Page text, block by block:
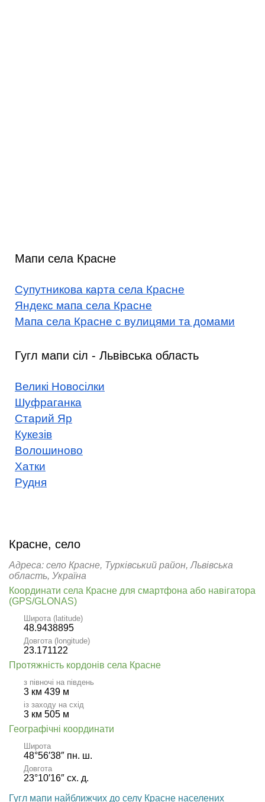
Мапи села Красне
Супутникова карта села Красне
Яндекс мапа села Красне
Мапа села Красне с вулицями та домами
Гугл мапи сіл - Львівська область
Великі Новосілки
Шуфраганка
Старий Яр
Кукезів
Волошиново
Хатки
Рудня
Красне, село
Адреса: село Красне, Турківський район, Львівська
область, Україна
Координати села Красне для смартфона або навігатора
(GPS/GLONAS)
Широта (latitude)
48.9438895
Довгота (longitude)
23.171122
Протяжність кордонів села Красне
з півночі на південь
3 км 439 м
із заходу на схід
3 км 505 м
Географічні координати
Широта
48°56′38″ пн. ш.
Довгота
23°10′16″ сх. д.
Гугл мапи найближчих до селу Красне населених